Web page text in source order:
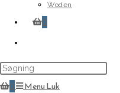
Woden
0
website
search
0 MenuLuk